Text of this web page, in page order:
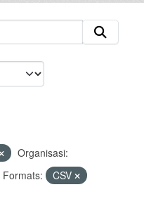
Organisasi:
Formats:
CSV